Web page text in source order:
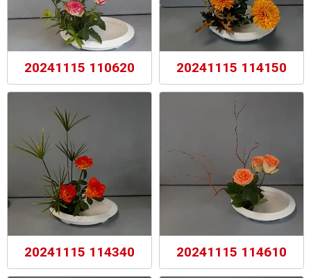
20241115 110620 20241115 114150
20241115 114340 20241115 114610